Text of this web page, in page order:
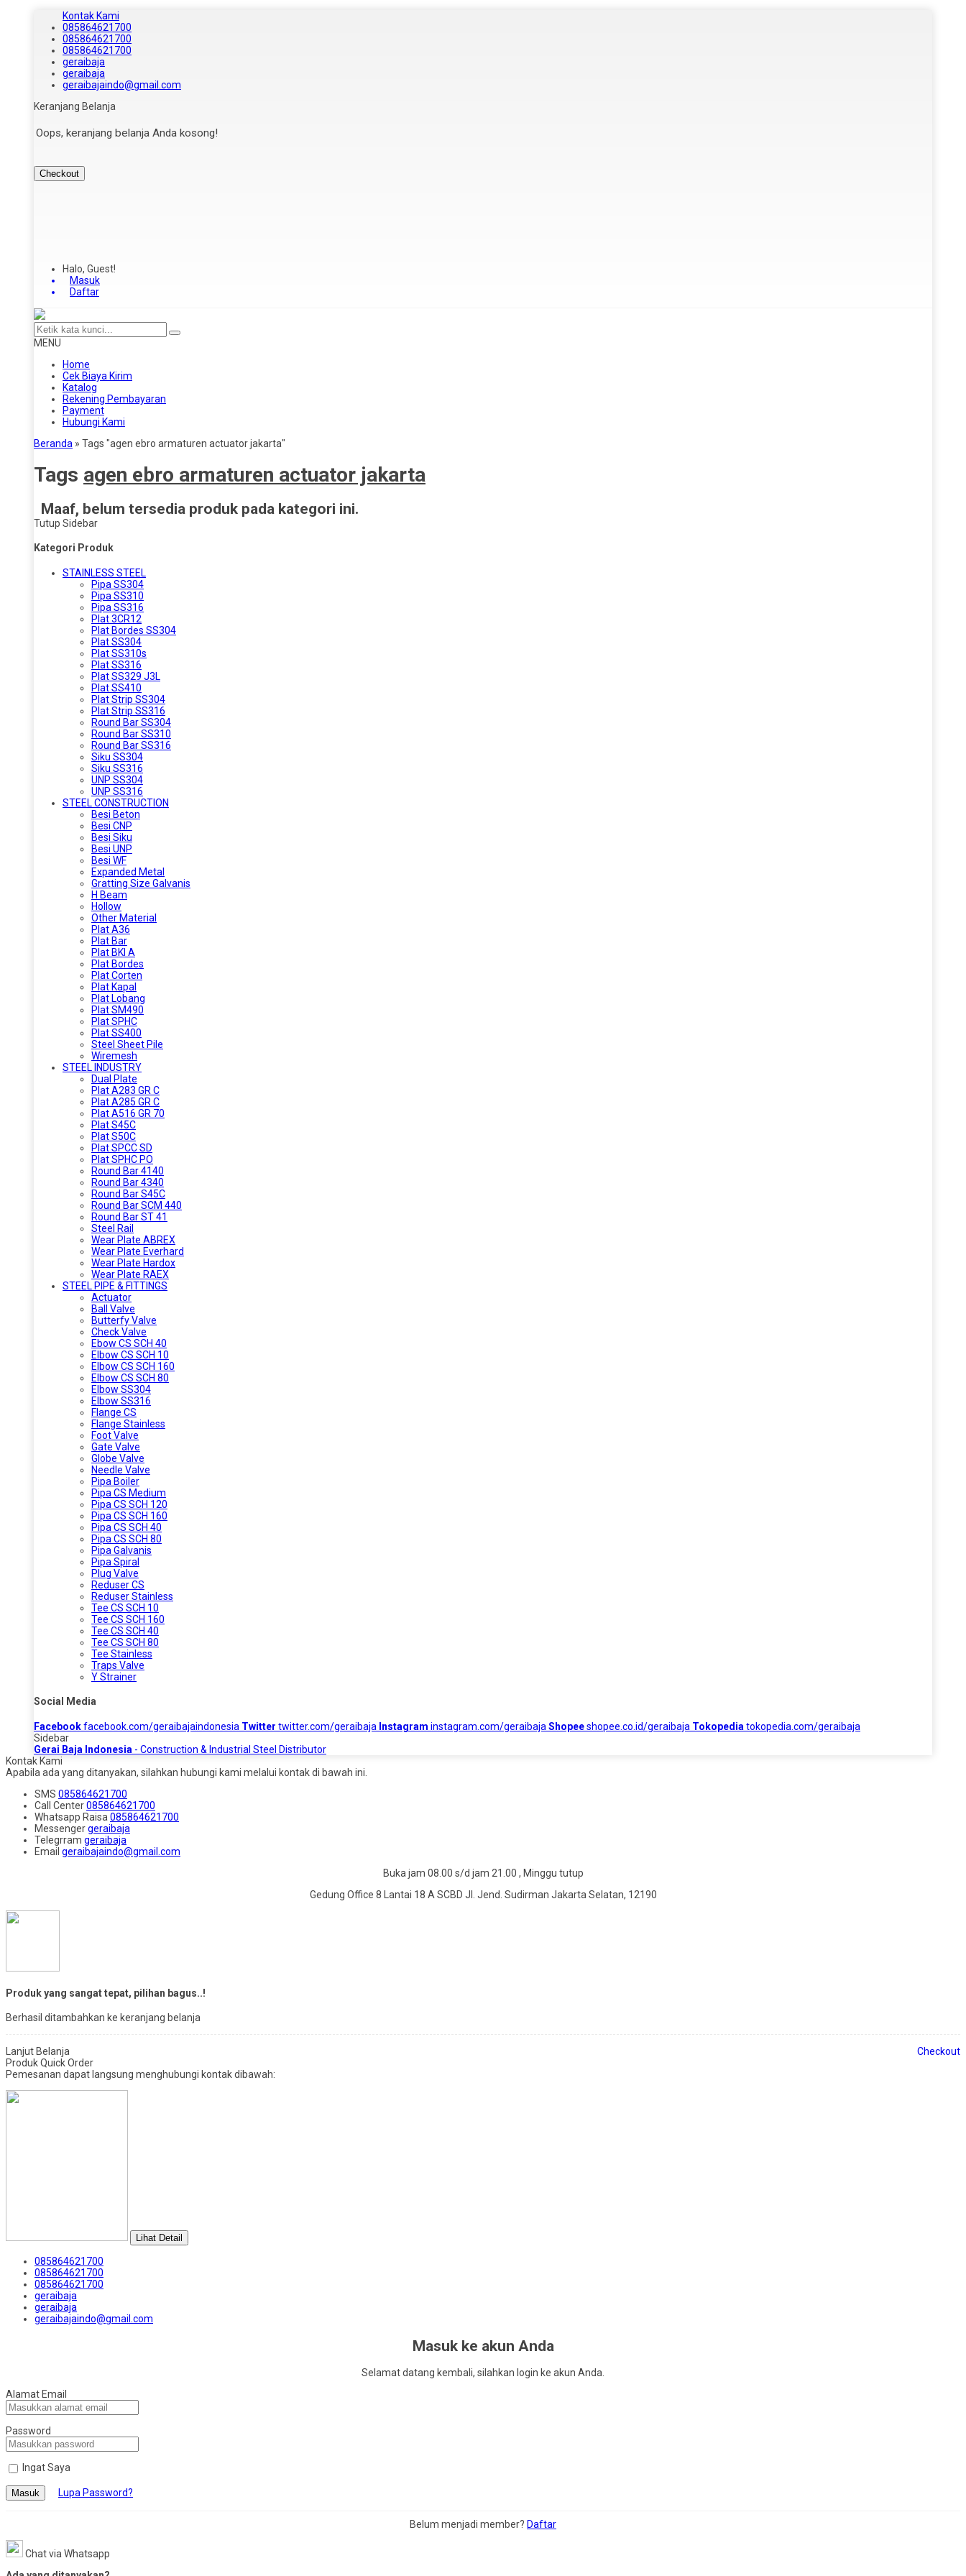
Kontak Kami
085864621700
085864621700
085864621700
geraibaja
geraibaja
geraibajaindo@gmail.com
Keranjang Belanja
Oops, keranjang belanja Anda kosong!
Checkout
Halo, Guest!
Masuk
Daftar
MENU
Home
Cek Biaya Kirim
Katalog
Rekening Pembayaran
Payment
Hubungi Kami
Beranda » Tags "agen ebro armaturen actuator jakarta"
Tags agen ebro armaturen actuator jakarta
Maaf, belum tersedia produk pada kategori ini.
Tutup Sidebar
Kategori Produk
STAINLESS STEEL
Pipa SS304
Pipa SS310
Pipa SS316
Plat 3CR12
Plat Bordes SS304
Plat SS304
Plat SS310s
Plat SS316
Plat SS329 J3L
Plat SS410
Plat Strip SS304
Plat Strip SS316
Round Bar SS304
Round Bar SS310
Round Bar SS316
Siku SS304
Siku SS316
UNP SS304
UNP SS316
STEEL CONSTRUCTION
Besi Beton
Besi CNP
Besi Siku
Besi UNP
Besi WF
Expanded Metal
Gratting Size Galvanis
H Beam
Hollow
Other Material
Plat A36
Plat Bar
Plat BKI A
Plat Bordes
Plat Corten
Plat Kapal
Plat Lobang
Plat SM490
Plat SPHC
Plat SS400
Steel Sheet Pile
Wiremesh
STEEL INDUSTRY
Dual Plate
Plat A283 GR C
Plat A285 GR C
Plat A516 GR 70
Plat S45C
Plat S50C
Plat SPCC SD
Plat SPHC PO
Round Bar 4140
Round Bar 4340
Round Bar S45C
Round Bar SCM 440
Round Bar ST 41
Steel Rail
Wear Plate ABREX
Wear Plate Everhard
Wear Plate Hardox
Wear Plate RAEX
STEEL PIPE & FITTINGS
Actuator
Ball Valve
Butterfy Valve
Check Valve
Ebow CS SCH 40
Elbow CS SCH 10
Elbow CS SCH 160
Elbow CS SCH 80
Elbow SS304
Elbow SS316
Flange CS
Flange Stainless
Foot Valve
Gate Valve
Globe Valve
Needle Valve
Pipa Boiler
Pipa CS Medium
Pipa CS SCH 120
Pipa CS SCH 160
Pipa CS SCH 40
Pipa CS SCH 80
Pipa Galvanis
Pipa Spiral
Plug Valve
Reduser CS
Reduser Stainless
Tee CS SCH 10
Tee CS SCH 160
Tee CS SCH 40
Tee CS SCH 80
Tee Stainless
Traps Valve
Y Strainer
Social Media
Facebookfacebook.com/geraibajaindonesia Twitter twitter.com/geraibaja Instagram instagram.com/geraibaja Shopeeshopee.co.id/geraibaja Tokopedia tokopedia.com/geraibaja
Sidebar
Gerai Baja Indonesia - Construction & Industrial Steel Distributor
Kontak Kami
Apabila ada yang ditanyakan, silahkan hubungi kami melalui kontak di bawah ini.
SMS 085864621700
Call Center085864621700
Whatsapp Raisa 085864621700
Messengergeraibaja
Telegrram geraibaja
Email geraibajaindo@gmail.com
Buka jam 08.00 s/d jam 21.00 , Minggu tutup
Gedung Office 8 Lantai 18 A SCBD Jl. Jend. Sudirman Jakarta Selatan, 12190
Produk yang sangat tepat, pilihan bagus..!
Berhasil ditambahkan ke keranjang belanja
Lanjut Belanja
Checkout
Produk Quick Order
Pemesanan dapat langsung menghubungi kontak dibawah:
Lihat Detail
085864621700
085864621700
085864621700
geraibaja
geraibaja
geraibajaindo@gmail.com
Masuk ke akun Anda
Selamat datang kembali, silahkan login ke akun Anda.
Alamat Email
Password
Ingat Saya
Masuk Lupa Password?
Belum menjadi member? Daftar
Chat via Whatsapp